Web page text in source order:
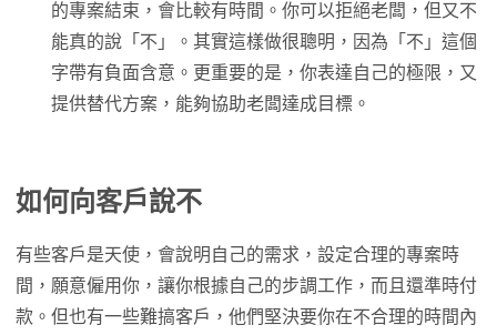
的專案結束，會比較有時間。你可以拒絕老闆，但又不
能真的說「不」。其實這樣做很聰明，因為「不」這個
字帶有負面含意。更重要的是，你表達自己的極限，又
提供替代方案，能夠協助老闆達成目標。
如何向客戶說不
有些客戶是天使，會說明自己的需求，設定合理的專案時
間，願意僱用你，讓你根據自己的步調工作，而且還準時付
款。但也有一些難搞客戶，他們堅決要你在不合理的時間內